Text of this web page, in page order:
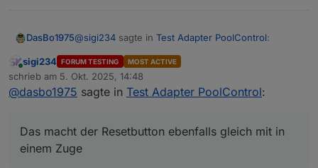
DasBo1975@sigi234 sagte in Test Adapter PoolControl:
@dasbo1975sagte in
PoolControl:
ch habe einen Resetbutton eingefügt. Er
setzt alle Wert auf =. Der Button ist im
Das macht der Resetbutton ebenfalls gleich mit in
Online
sigi234 FORUM TESTING MOST ACTIVE
schrieb am 5. Okt. 2025, 14:48
zuletzt editiert von
@dasbo1975 sagte in Test Adapter PoolControl:
Das macht der Resetbutton ebenfalls gleich mit in
einem Zuge